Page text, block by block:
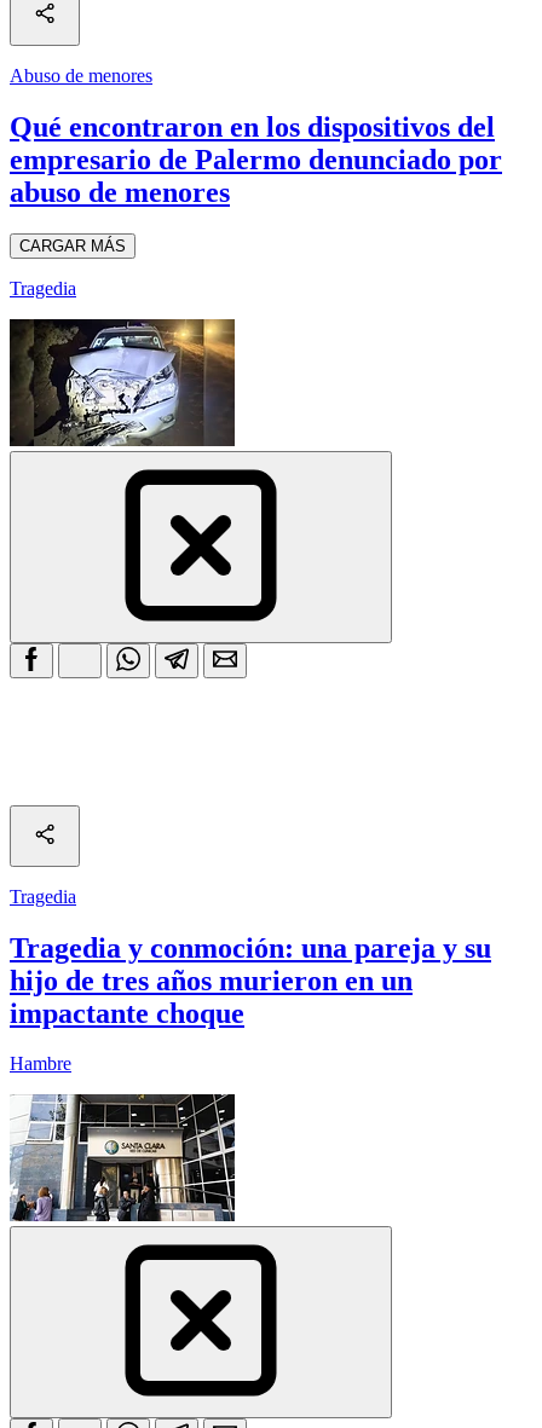
Abuso de menores
Qué encontraron en los dispositivos del
empresario de Palermo denunciado por
abuso de menores
CARGAR MÁS
Tragedia
Tragedia
Tragedia y conmoción: una pareja y su
hijo de tres años murieron en un
impactante choque
Hambre